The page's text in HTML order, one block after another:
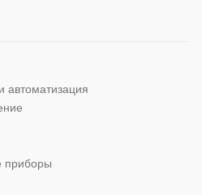
автоматизация
приборы